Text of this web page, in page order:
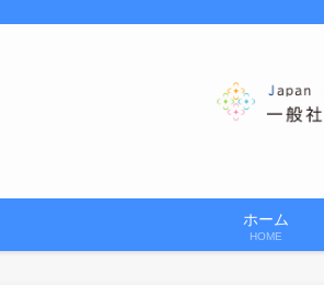
ホーム
HOME